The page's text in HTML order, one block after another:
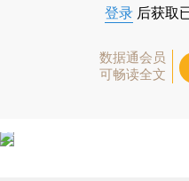
登录 后获取
数据通会员
可畅读全文